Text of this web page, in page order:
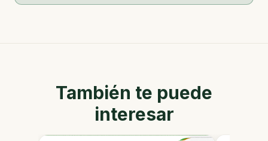
También te puede
interesar